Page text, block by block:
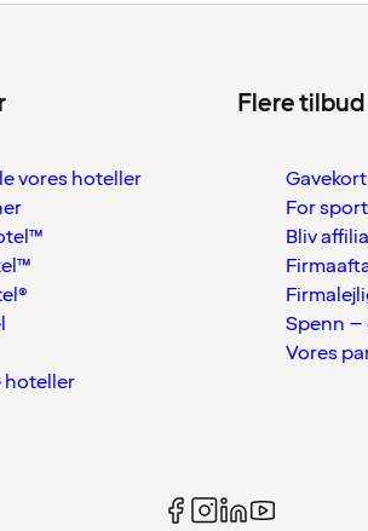
vores hoteller
hoteller
Flere tilbud
Gavekort
For
Bliv
Spenn
Vores